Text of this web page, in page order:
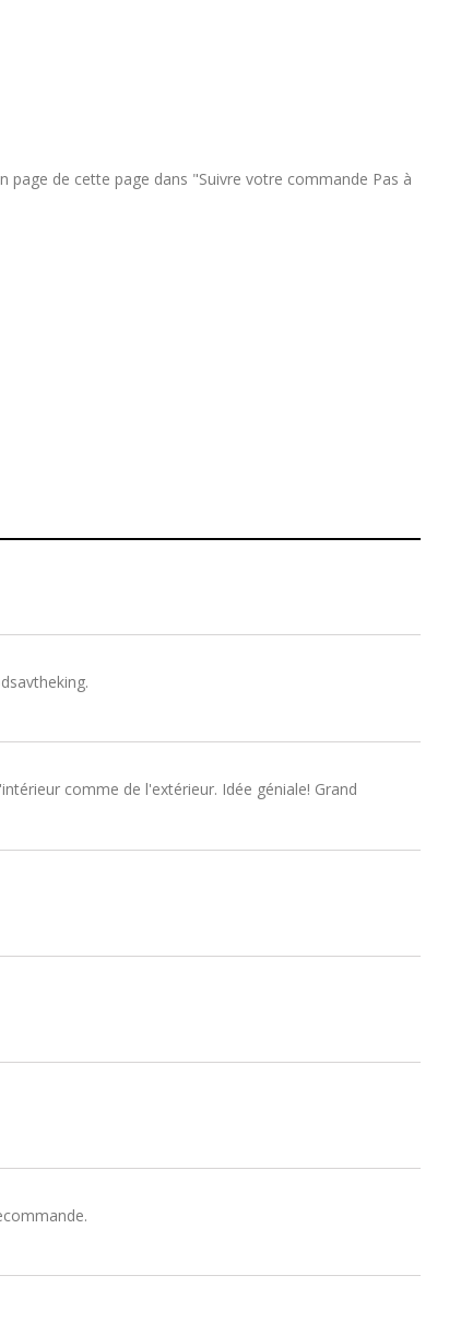
de cette page dans "Suivre votre commande Pas à
comme de l'extérieur. Idée géniale! Grand